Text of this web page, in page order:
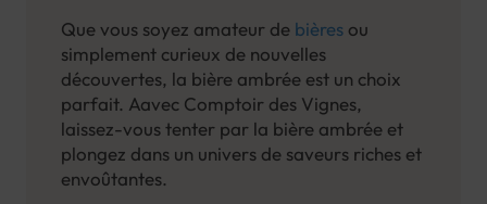
Que vous soyez amateur de bières ou
simplement curieux de nouvelles
découvertes, la bière ambrée est un choix
parfait. Aavec Comptoir des Vignes,
laissez-vous tenter par la bière ambrée et
plongez dans un univers de saveurs riches et
envoûtantes.